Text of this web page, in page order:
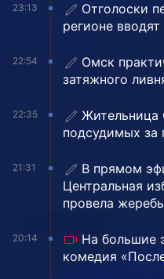
23:13
Отголоски
регионе
22:54
Омск
затяжного
22:35
Жительница
подсудимых за
21:31
В прямом
Центральная
провела
20:14
На большие
комедия